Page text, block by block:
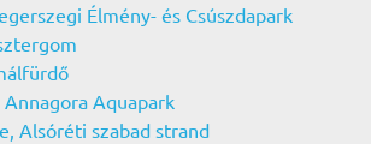
Élmény- és Csúszdapark
Aquapark
Alsóréti szabad strand